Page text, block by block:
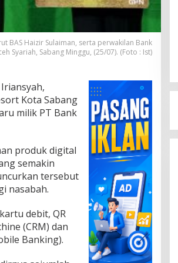
BAS Haizir Sulaiman, serta perwakilan Bank
Syariah, Sabang Minggu, (25/07). (Foto : Ist)
Kota Sabang
milik PT Bank
produk digital
semakin
tersebut
nasabah.
debit, QR
(CRM) dan
Banking).